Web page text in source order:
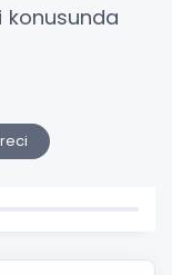
konusunda